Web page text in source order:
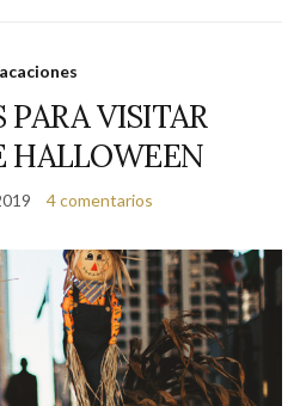
PARA VISITAR
HALLOWEEN
4 comentarios